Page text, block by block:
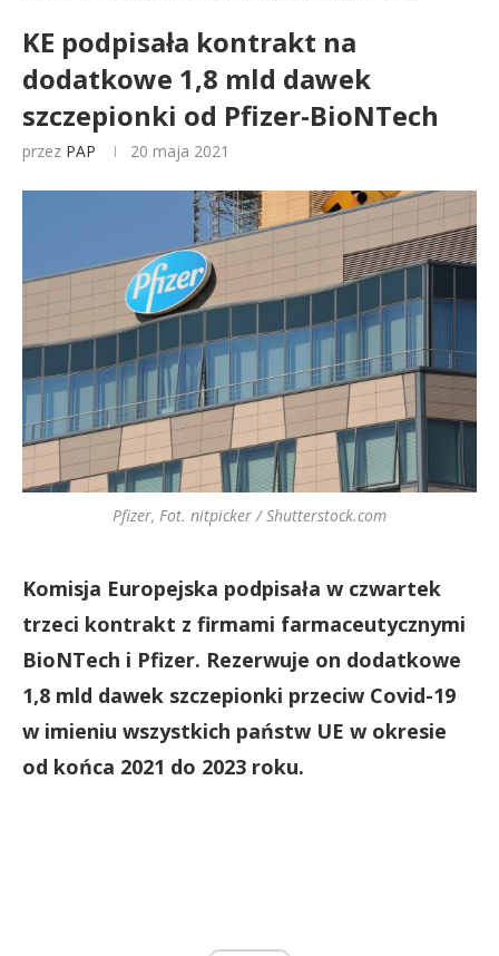
KE podpisała kontrakt na
dodatkowe 1,8 mld dawek
szczepionki od Pfizer-BioNTech
przez PAP 20 maja 2021
Pfizer, Fot. nitpicker / Shutterstock.com
Komisja Europejska podpisała w czwartek
trzeci kontrakt z firmami farmaceutycznymi
BioNTech i Pfizer. Rezerwuje on dodatkowe
1,8 mld dawek szczepionki przeciw Covid-19
w imieniu wszystkich państw UE w okresie
od końca 2021 do 2023 roku.